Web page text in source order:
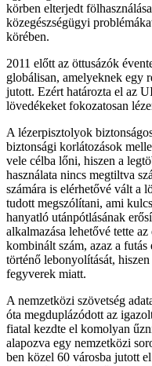
körben elterjedt
közegészségügyi
körében.
2011 előtt az öttusázók
globálisan, amelyeknek egy
jutott. Ezért határozta el az
lövedékeket fokozatosan
A lézerpisztolyok
biztonsági korlátozások
vele célba lőni, hiszen a
használata nincs megtiltva
számára is elérhetővé vált a
tudott megszólítani, ami
hanyatló utánpótlásának
alkalmazása lehetővé tette
kombinált szám, azaz a
történő lebonyolítását,
fegyverek miatt.
A nemzetközi szövetség
óta megduplázódott az
fiatal kezdte el komolyan
alapozva egy nemzetközi
ben közel 60 városba jutott